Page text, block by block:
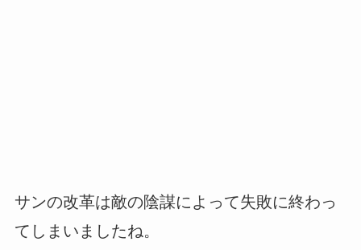
サンの改革は敵の陰謀によって失敗に終わっ
てしまいましたね。